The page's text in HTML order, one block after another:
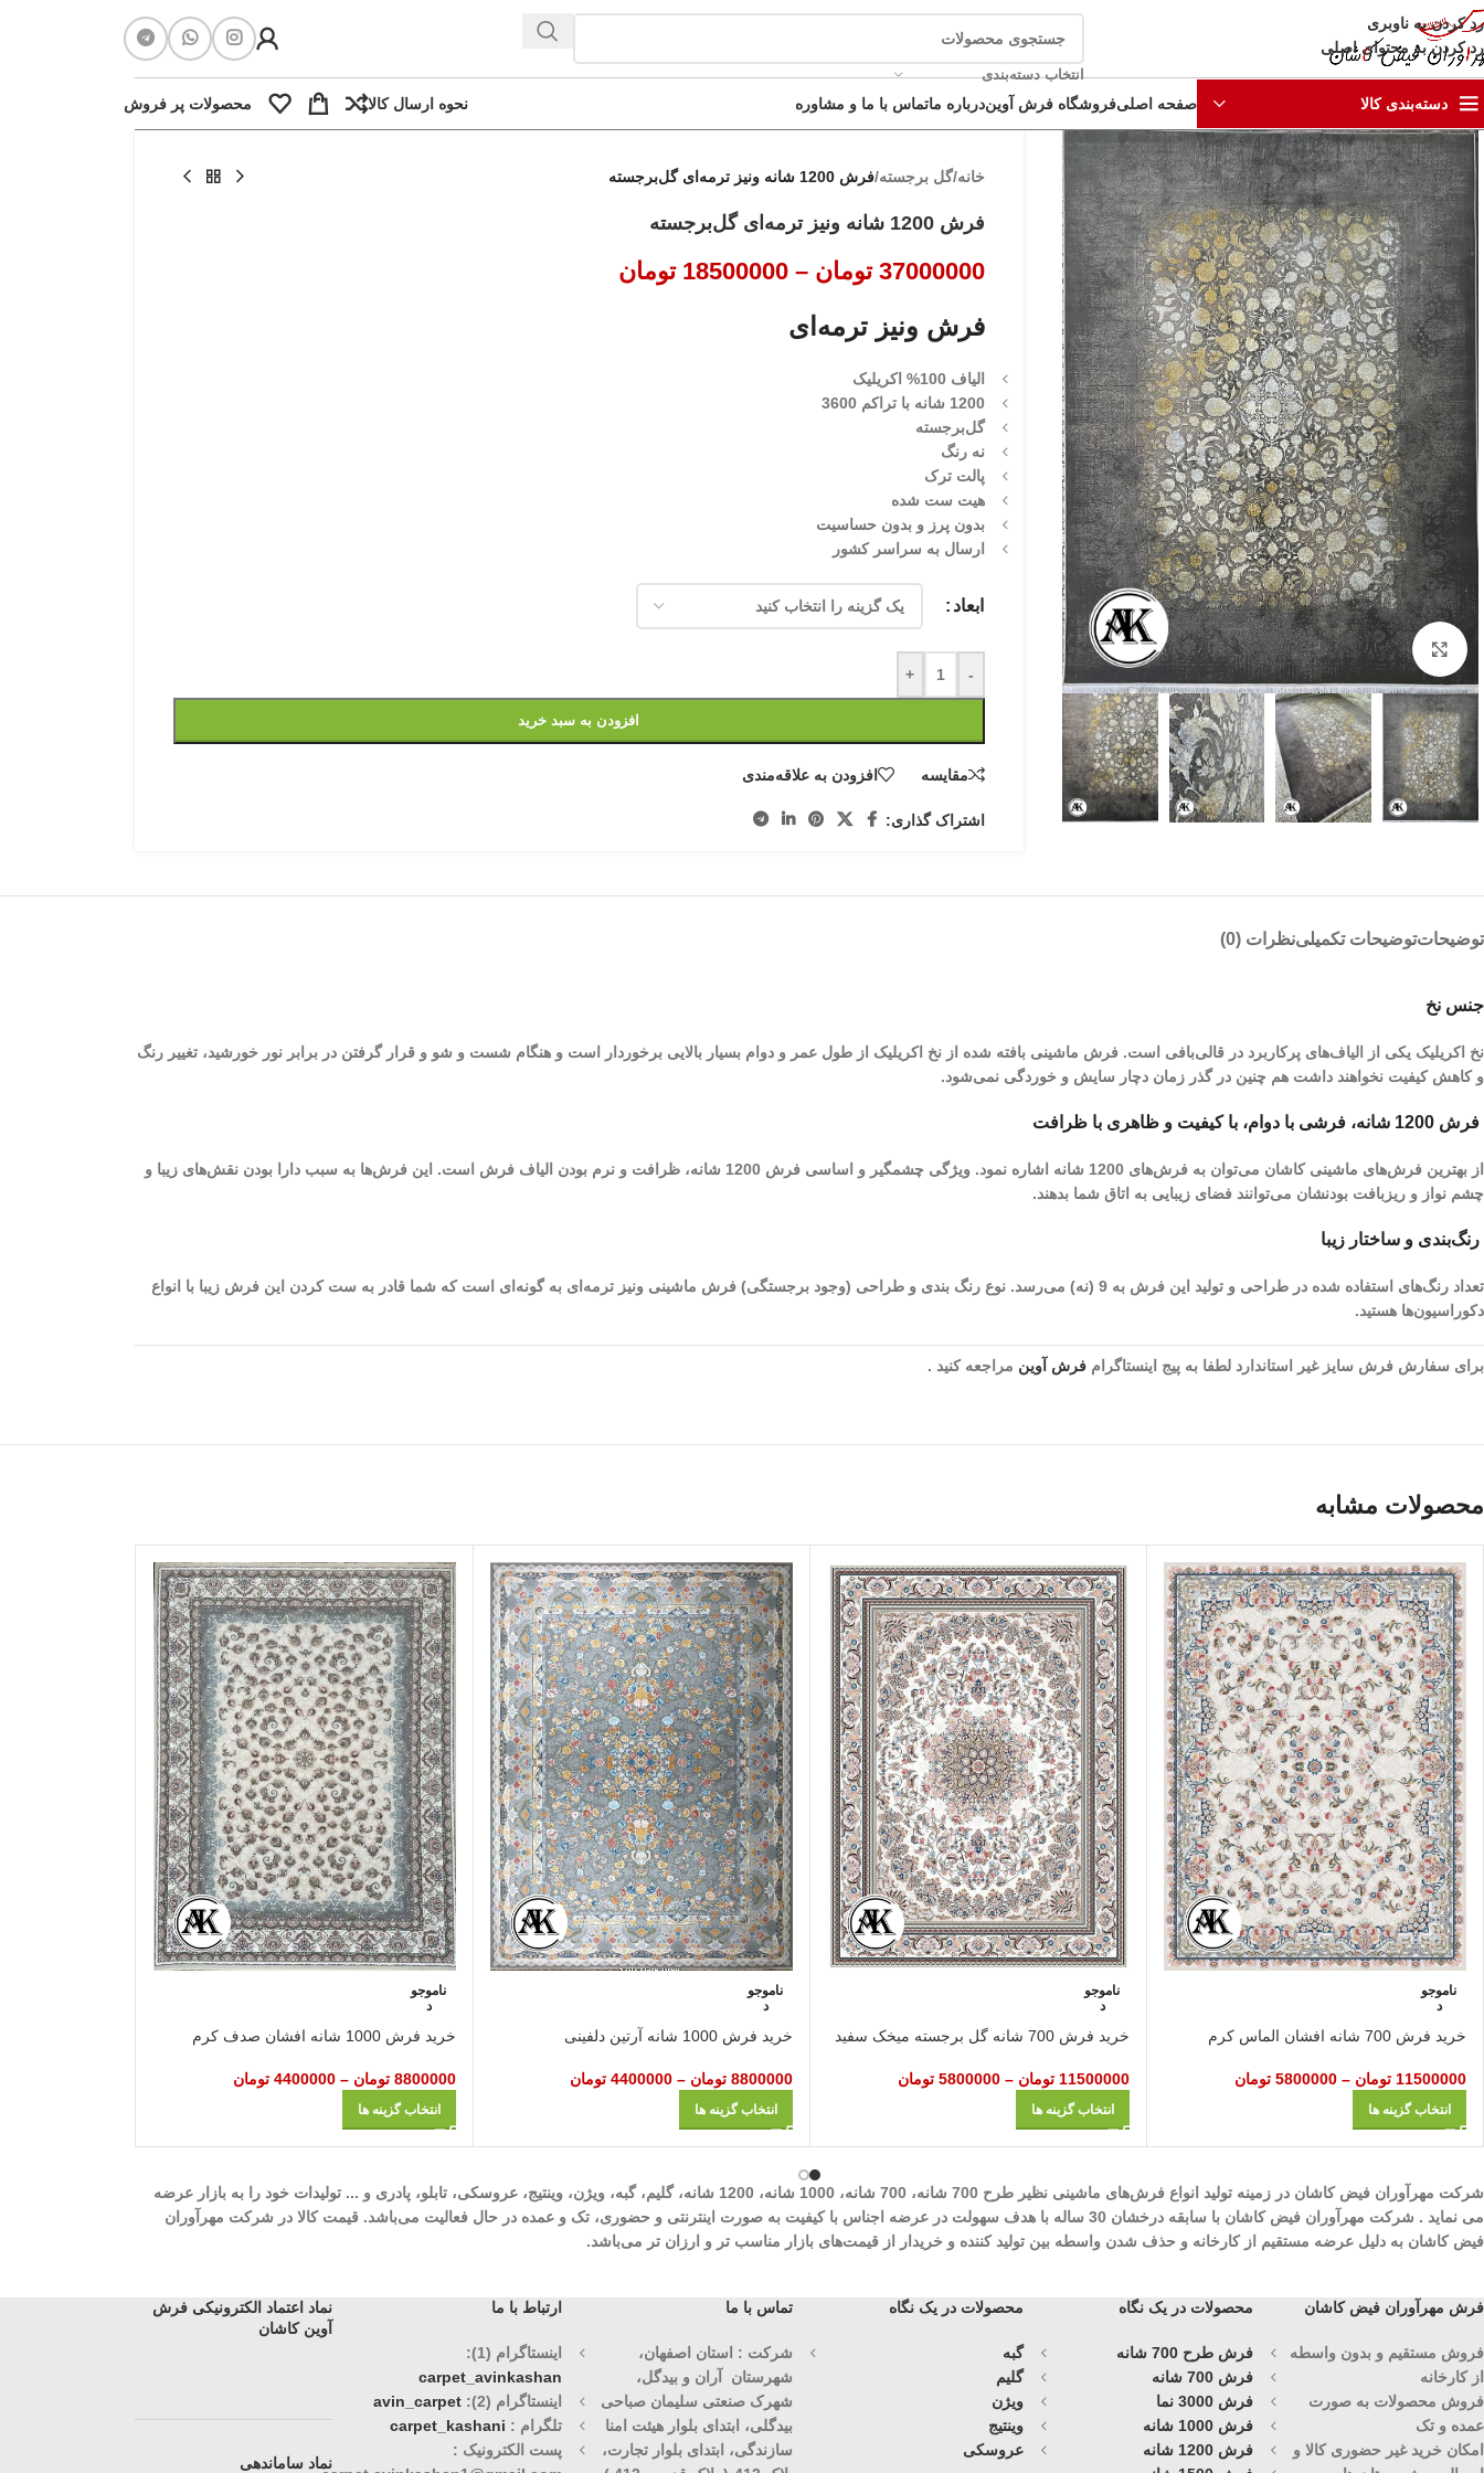
رد کردن به ناوبری
رد کردن به محتوای اصلی
انتخاب دسته‌بندی
دسته‌بندی کالا صفحه اصلیفروشگاه فرش آویندرباره ماتماس با ما و مشاوره نحوه ارسال کالا محصولات پر فروش
بزرگنمایی تصویر
خانه/گل برجسته/فرش 1200 شانه ونیز ترمه‌ای گل‌برجسته
فرش 1200 شانه ونیز ترمه‌ای گل‌برجسته
37000000 تومان –
18500000 تومان
فرش ونیز ترمه‌ای
الیاف 100% اکریلیک
1200 شانه با تراکم 3600
گل‌برجسته
نه رنگ
پالت ترک
هیت ست شده
بدون پرز و بدون حساسیت
ارسال به سراسر کشور
ابعاد
-
+
افزودن به سبد خرید
مقایسه افزودن به علاقه‌مندی
اشتراک گذاری:
توضیحاتتوضیحات تکمیلینظرات (0)
جنس نخ
نخ اکریلیک یکی از الیاف­‌های پرکاربرد در قالی‌بافی است. فرش ماشینی بافته شده از نخ اکریلیک از طول عمر و دوام بسیار بالایی برخوردار است و هنگام شست و شو و قرار گرفتن در برابر نور خورشید، تغییر رنگ
و کاهش کیفیت نخواهند داشت هم چنین در گذر زمان دچار سایش و خوردگی نمی‌شود.
فرش 1200 شانه، فرشی با دوام، با کیفیت و ظاهری با ظرافت
از بهترین فرش‌های ماشینی کاشان می‌توان به فرش‌های 1200 شانه اشاره نمود. ویژگی چشمگیر و اساسی فرش 1200 شانه، ظرافت و نرم بودن الیاف فرش است. این فرش‌ها به سبب دارا بودن نقش‌های زیبا و
چشم نواز و ریز‌بافت بودنشان می‌توانند فضای زیبایی به اتاق شما بدهند.
رنگ‌بندی و ساختار زیبا
تعداد رنگ‌های استفاده شده در طراحی و تولید این فرش به 9 (نه) می‌رسد. نوع رنگ بندی و طراحی (وجود برجستگی) فرش ماشینی ونیز ترمه‌ای به گونه‌ای است که شما قادر به ست کردن این فرش زیبا با انواع
دکوراسیون‌ها هستید.
برای سفارش فرش سایز غیر استاندارد لطفا به پیج اینستاگرام فرش آوین مراجعه کنید .
محصولات مشابه
ناموجو
د
خرید فرش 700 شانه افشان الماس کرم
11500000 تومان –
5800000 تومان
انتخاب گزینه ها
ناموجو
د
خرید فرش 700 شانه گل‌ برجسته میخک سفید
11500000 تومان –
5800000 تومان
انتخاب گزینه ها
ناموجو
د
خرید فرش 1000 شانه آرتین دلفینی
8800000 تومان –
4400000 تومان
انتخاب گزینه ها
ناموجو
د
خرید فرش 1000 شانه افشان صدف کرم
8800000 تومان –
4400000 تومان
انتخاب گزینه ها
شرکت مهرآوران فیض کاشان در زمینه تولید انواع فرش‌های ماشینی نظیر طرح 700 شانه، 700 شانه، 1000 شانه، 1200 شانه، گلیم، گبه، ویژن، وینتیج، عروسکی، تابلو، پادری و ... تولیدات خود را به بازار عرضه
می نماید . شرکت مهرآوران فیض کاشان با سابقه درخشان 30 ساله با هدف سهولت در عرضه اجناس با کیفیت به صورت اینترنتی و حضوری، تک و عمده در حال فعالیت می‌باشد. قیمت کالا در شرکت مهرآوران
فیض کاشان به دلیل عرضه مستقیم از کارخانه و حذف شدن واسطه بین تولید کننده و خریدار از قیمت‌های بازار مناسب تر و ارزان تر می‌باشد.
فرش مهرآوران فیض کاشان
فروش مستقیم و بدون واسطه
از کارخانه
فروش محصولات به صورت
عمده و تک
امکان خرید غیر حضوری کالا و
محصولات در یک نگاه
فرش طرح 700 شانه
فرش 700 شانه
فرش 3000 نما
فرش 1000 شانه
فرش 1200 شانه
محصولات در یک نگاه
گبه
گلیم
ویژن
وینتیج
عروسکی
تماس با ما
شرکت : استان اصفهان،
شهرستان آران و بیدگل،
شهرک صنعتی سلیمان صباحی
بیدگلی، ابتدای بلوار هیئت امنا
سازندگی، ابتدای بلوار تجارت،
ارتباط با ما
اینستاگرام (1):
carpet_avinkashan
اینستاگرام (2):
avin_carpet
تلگرام : carpet_kashani
پست الکترونیک :
نماد اعتماد الکترونیکی فرش
آوین کاشان
نماد ساماندهی